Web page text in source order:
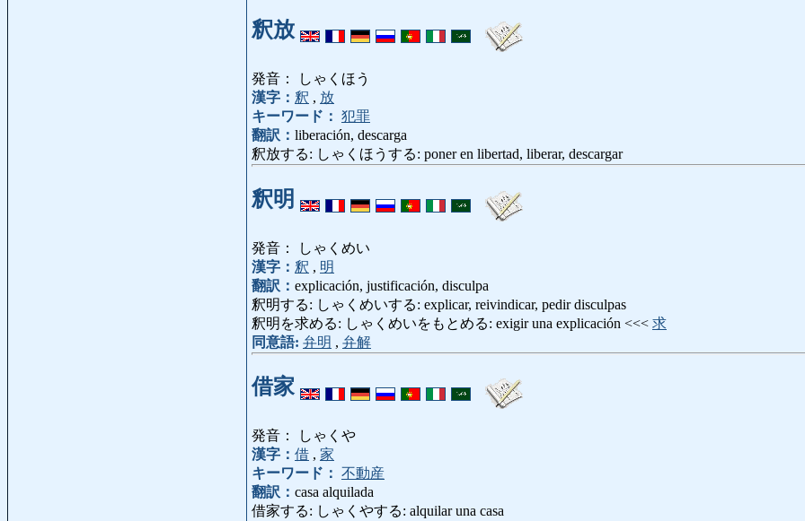
釈放
発音： しゃくほう
漢字： 釈 , 放
キーワード： 犯罪
翻訳： liberación, descarga
釈放する: しゃくほうする: poner en libertad, liberar, descargar
釈明
発音： しゃくめい
漢字： 釈 , 明
翻訳： explicación, justificación, disculpa
釈明する: しゃくめいする: explicar, reivindicar, pedir disculpas
釈明を求める: しゃくめいをもとめる: exigir una explicación <<< 求
同意語: 弁明 , 弁解
借家
発音： しゃくや
漢字： 借 , 家
キーワード： 不動産
翻訳： casa alquilada
借家する: しゃくやする: alquilar una casa